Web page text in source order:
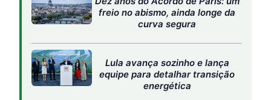
Relatório mostra que sistemas de saúde
já estão colapsando
Com as temperaturas globais acima de1,5°Cem relação
ao período pré-industrial, os impactos sobre a saúde se